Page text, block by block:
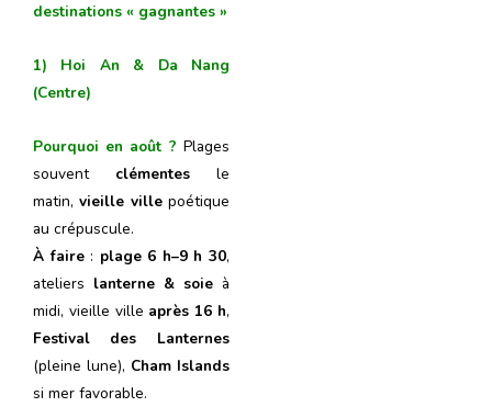
destinations « gagnantes »
1) Hoi An & Da Nang
(Centre)
Pourquoi en août ? Plages
souvent clémentesle
matin,vieille villepoétique
au crépuscule.
À faire: plage 6 h–9 h 30,
ateliers lanterne & soieà
midi, vieille ville après 16 h,
Festival des Lanternes
(pleine lune), Cham Islands
si mer favorable.